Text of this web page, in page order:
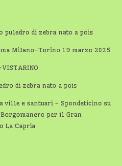
puledro di zebra nato a pois
Milano-Torino 19 marzo 2025
di zebra nato a pois
ville e santuari - Spondeticino su
Borgomanero per il Gran
La Capria